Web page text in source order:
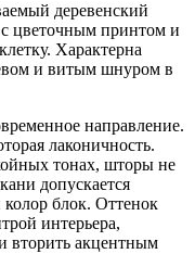
деревенский
с цветочным принтом и
Характерна
и витым шнуром в
направление.
лаконичность.
тонах, шторы не
допускается
блок. Оттенок
интерьера,
вторить акцентным